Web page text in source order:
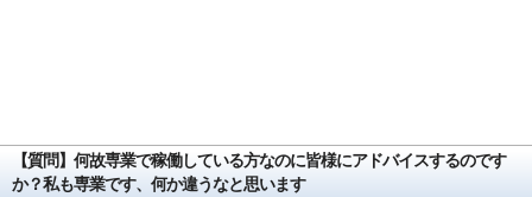
【質問】何故専業で稼働している方なのに皆様にアドバイスするのです
か？私も専業です、何か違うなと思います